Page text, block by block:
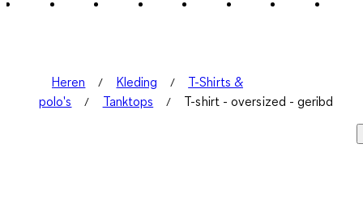
Heren Kleding
T-Shirts &
polo's
Tanktops T-shirt - oversized - geribd